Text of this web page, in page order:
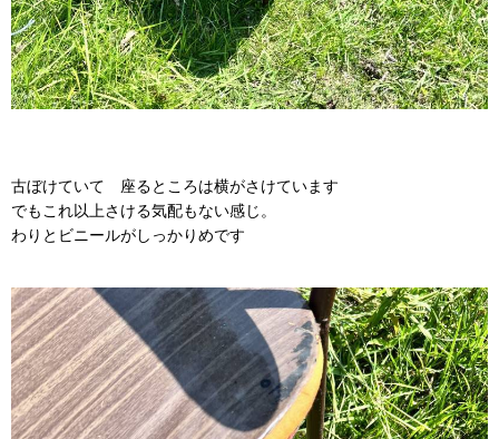
古ぼけていて 座るところは横がさけています
でもこれ以上さける気配もない感じ。
わりとビニールがしっかりめです